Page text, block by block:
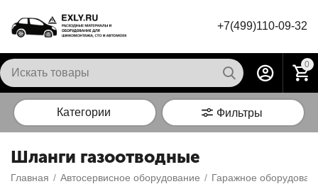
+7(499)110-09-32
0
Категории Фильтры
Шланги газоотводные
Главная / Автосервисное оборудование / Гаражное